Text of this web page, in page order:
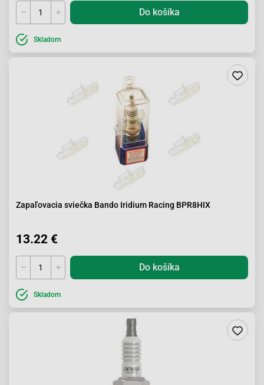
Do košíka
Skladom
Zapaľovacia sviečka Bando Iridium Racing BPR8HIX
13.22 €
Do košíka
Skladom